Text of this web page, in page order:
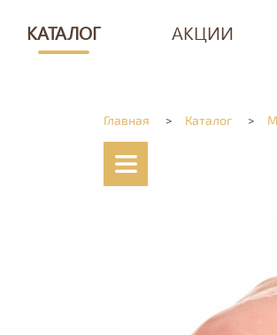
КАТАЛОГ АКЦИИ
Главная > Каталог >